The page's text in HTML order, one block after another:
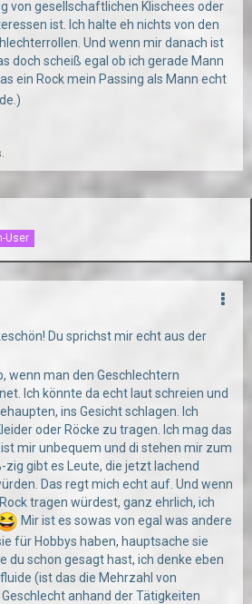
von gesellschaftlichen Klischees oder
ist. Ich halte eh nichts von den
Und wenn mir danach ist
doch scheiß egal ob ich gerade Mann
ein Rock mein Passing als Mann echt
User
Du sprichst mir echt aus der
wenn man den Geschlechtern
Ich könnte da echt laut schreien und
ins Gesicht schlagen. Ich
oder Röcke zu tragen. Ich mag das
mir unbequem und di stehen mir zum
zig gibt es Leute, die jetzt lachend
Das regt mich echt auf. Und wenn
tragen würdest, ganz ehrlich, ich
Mir ist es sowas von egal was andere
für Hobbys haben, hauptsache sie
du schon gesagt hast, ich denke eben
(ist das die Mehrzahl von
anhand der Tätigkeiten